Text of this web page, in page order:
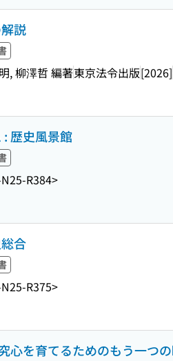
説
, 柳澤哲 編著東京法令出版[2026]
歴史風景館
R384>
合
R375>
心を育てるためのもう一つ